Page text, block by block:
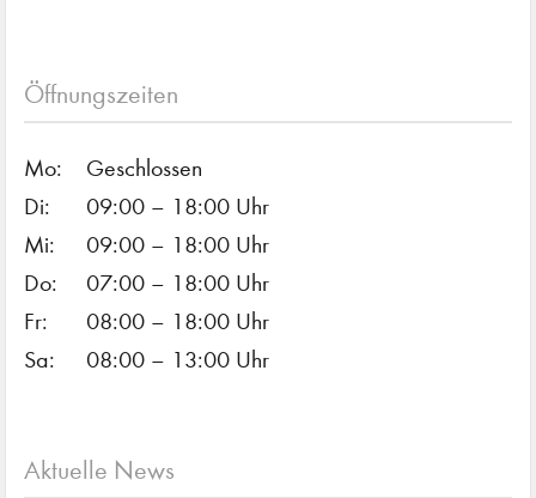
Öffnungszeiten
Mo:
Geschlossen
Di:
09:00 – 18:00 Uhr
Mi:
09:00 – 18:00 Uhr
Do:
07:00 – 18:00 Uhr
Fr:
08:00 – 18:00 Uhr
Sa:
08:00 – 13:00 Uhr
Aktuelle News